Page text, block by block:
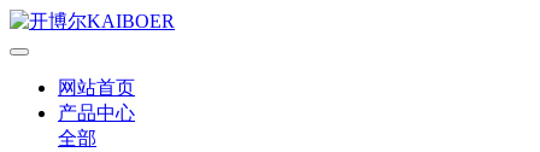
网站首页
产品中心
全部